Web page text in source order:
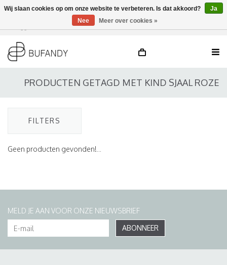
DE / EN
PRODUCTEN GETAGD MET KIND SJAAL ROZE
FILTERS
Geen producten gevonden!...
MELD JE AAN VOOR ONZE NIEUWSBRIEF
ABONNEER
Wij slaan cookies op om onze website te verbeteren. Is dat akkoord?
Ja
Nee
Meer over cookies »